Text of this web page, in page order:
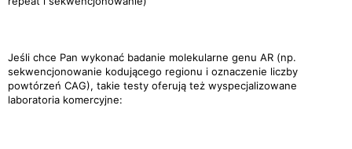
Jeśli chce Pan wykonać badanie molekularne genu AR (np.
sekwencjonowanie kodującego regionu i oznaczenie liczby
powtórzeń CAG), takie testy oferują też wyspecjalizowane
laboratoria komercyjne: